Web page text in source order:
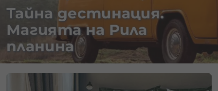
Тайна дестинация.
Магията на Рила
планина